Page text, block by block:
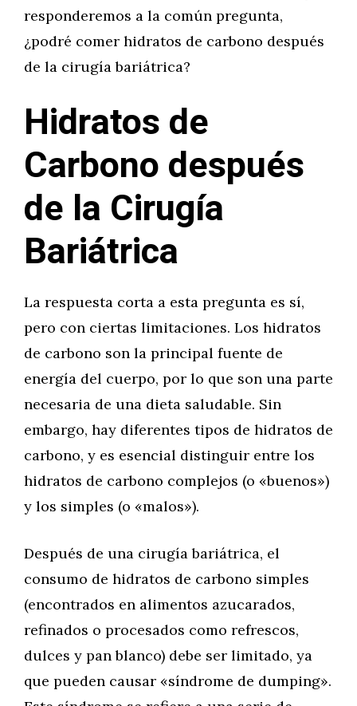
responderemos a la común pregunta,
¿podré comer hidratos de carbono después
de la cirugía bariátrica?
Hidratos de
Carbono después
de la Cirugía
Bariátrica
La respuesta corta a esta pregunta es sí,
pero con ciertas limitaciones. Los hidratos
de carbono son la principal fuente de
energía del cuerpo, por lo que son una parte
necesaria de una dieta saludable. Sin
embargo, hay diferentes tipos de hidratos de
carbono, y es esencial distinguir entre los
hidratos de carbono complejos (o «buenos»)
y los simples (o «malos»).
Después de una cirugía bariátrica, el
consumo de hidratos de carbono simples
(encontrados en alimentos azucarados,
refinados o procesados como refrescos,
dulces y pan blanco) debe ser limitado, ya
que pueden causar «síndrome de dumping».